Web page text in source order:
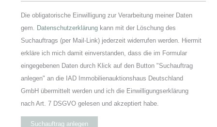
Die obligatorische Einwilligung zur Verarbeitung meiner Daten
gem. Datenschutzerklärung kann mit der Löschung des
Suchauftrags (per Mail-Link) jederzeit widerrufen werden. Hiermit
erkläre ich mich damit einverstanden, dass die im Formular
eingegebenen Daten durch Klick auf den Button "Suchauftrag
anlegen" an die IAD Immobilienauktionshaus Deutschland
GmbH übermittelt werden und ich die Einwilligungserklärung
nach Art. 7 DSGVO gelesen und akzeptiert habe.
Suchauftrag anlegen